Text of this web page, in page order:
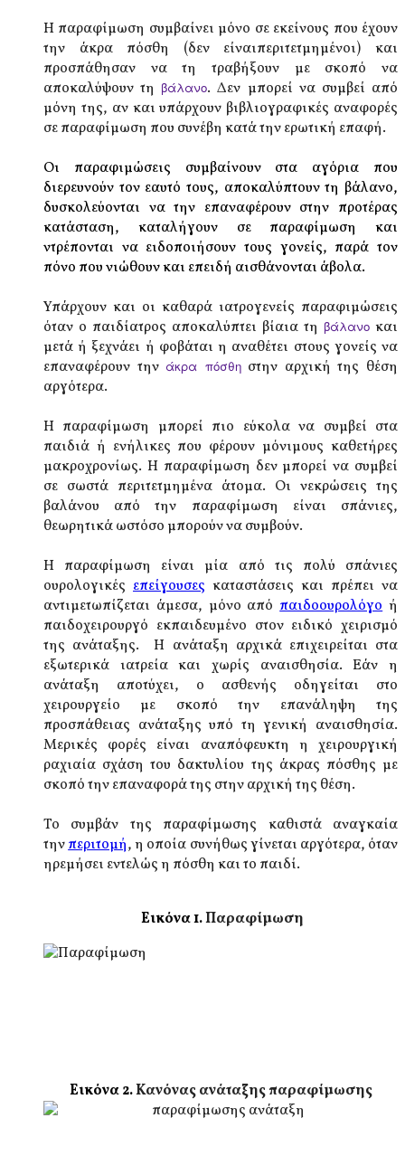
Η παραφίμωση συμβαίνει μόνο σε εκείνους που έχουν
την άκρα πόσθη (δεν είναιπεριτετμημένοι) και
προσπάθησαν να τη τραβήξουν με σκοπό να
αποκαλύψουν τη βάλανο. Δεν μπορεί να συμβεί από
μόνη της, αν και υπάρχουν βιβλιογραφικές αναφορές
σε παραφίμωση που συνέβη κατά την ερωτική επαφή.
Οι παραφιμώσεις συμβαίνουν στα αγόρια που
διερευνούν τον εαυτό τους, αποκαλύπτουν τη βάλανο,
δυσκολεύονται να την επαναφέρουν στην προτέρας
κατάσταση, καταλήγουν σε παραφίμωση και
ντρέπονται να ειδοποιήσουν τους γονείς, παρά τον
πόνο που νιώθουν και επειδή αισθάνονται άβολα.
Υπάρχουν και οι καθαρά ιατρογενείς παραφιμώσεις
όταν ο παιδίατρος αποκαλύπτει βίαια τη βάλανο και
μετά ή ξεχνάει ή φοβάται η αναθέτει στους γονείς να
επαναφέρουν την άκρα πόσθηστην αρχική της θέση
αργότερα.
Η παραφίμωση μπορεί πιο εύκολα να συμβεί στα
παιδιά ή ενήλικες που φέρουν μόνιμους καθετήρες
μακροχρονίως. Η παραφίμωση δεν μπορεί να συμβεί
σε σωστά περιτετμημένα άτομα. Οι νεκρώσεις της
βαλάνου από την παραφίμωση είναι σπάνιες,
θεωρητικά ωστόσο μπορούν να συμβούν.
Η παραφίμωση είναι μία από τις πολύ σπάνιες
ουρολογικές επείγουσες καταστάσεις και πρέπει να
αντιμετωπίζεται άμεσα, μόνο απόπαιδοουρολόγοή
παιδοχειρουργό εκπαιδευμένο στον ειδικό χειρισμό
της ανάταξης. Η ανάταξη αρχικά επιχειρείται στα
εξωτερικά ιατρεία και χωρίς αναισθησία. Εάν η
ανάταξη αποτύχει, ο ασθενής οδηγείται στο
χειρουργείο με σκοπό την επανάληψη της
προσπάθειας ανάταξης υπό τη γενική αναισθησία.
Μερικές φορές είναι αναπόφευκτη η χειρουργική
ραχιαία σχάση του δακτυλίου της άκρας πόσθης με
σκοπό την επαναφορά της στην αρχική της θέση.
Το συμβάν της παραφίμωσης καθιστά αναγκαία
τηνπεριτομή, η οποία συνήθως γίνεται αργότερα, όταν
ηρεμήσει εντελώς η πόσθη και το παιδί.
Εικόνα 1.Παραφίμωση
Εικόνα 2.Κανόνας ανάταξης παραφίμωσης